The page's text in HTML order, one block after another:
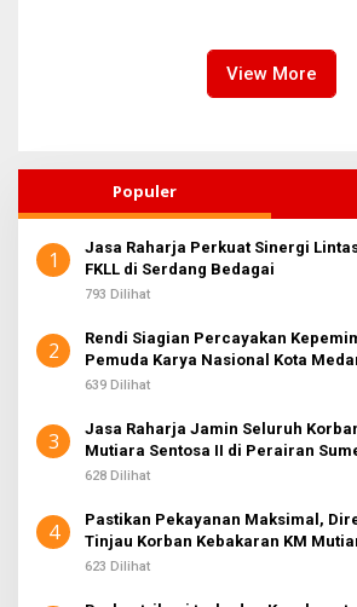
View More
Populer
1
Jasa Raharja Perkuat Sinergi
FKLL di Serdang Bedagai
793 Dilihat
2
Rendi Siagian Percayakan
Pemuda Karya Nasional Kota
Sembiring
639 Dilihat
3
Jasa Raharja Jamin Seluruh
Mutiara Sentosa II di Perairan
628 Dilihat
4
Pastikan Pekayanan Maksimal,
Tinjau Korban Kebakaran KM
623 Dilihat